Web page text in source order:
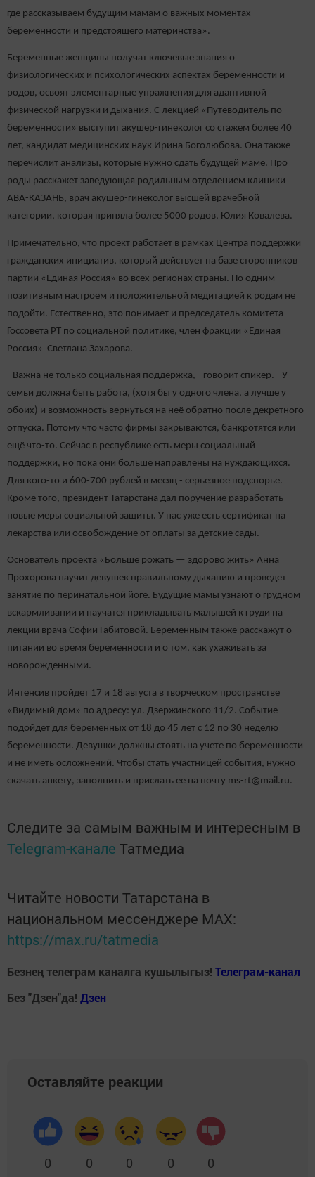
где рассказываем будущим мамам о важных моментах
беременности и предстоящего материнства».
Беременные женщины получат ключевые знания о
физиологических и психологических аспектах беременности и
родов, освоят элементарные упражнения для адаптивной
физической нагрузки и дыхания. С лекцией «Путеводитель по
беременности» выступит акушер-гинеколог со стажем более 40
лет, кандидат медицинских наук Ирина Боголюбова. Она также
перечислит анализы, которые нужно сдать будущей маме. Про
роды расскажет заведующая родильным отделением клиники
АВА-КАЗАНЬ, врач акушер-гинеколог высшей врачебной
категории, которая приняла более 5000 родов, Юлия Ковалева.
Примечательно, что проект работает в рамках Центра поддержки
гражданских инициатив, который действует на базе сторонников
партии «Единая Россия» во всех регионах страны. Но одним
позитивным настроем и положительной медитацией к родам не
подойти. Естественно, это понимает и председатель комитета
Госсовета РТ по социальной политике, член фракции «Единая
Россия» Светлана Захарова.
- Важна не только социальная поддержка, - говорит спикер. - У
семьи должна быть работа, (хотя бы у одного члена, а лучше у
обоих) и возможность вернуться на неё обратно после декретного
отпуска. Потому что часто фирмы закрываются, банкротятся или
ещё что-то. Сейчас в республике есть меры социальный
поддержки, но пока они больше направлены на нуждающихся.
Для кого-то и 600-700 рублей в месяц - серьезное подспорье.
Кроме того, президент Татарстана дал поручение разработать
новые меры социальной защиты. У нас уже есть сертификат на
лекарства или освобождение от оплаты за детские сады.
Основатель проекта «Больше рожать — здорово жить» Анна
Прохорова научит девушек правильному дыханию и проведет
занятие по перинатальной йоге. Будущие мамы узнают о грудном
вскармливании и научатся прикладывать малышей к груди на
лекции врача Софии Габитовой. Беременным также расскажут о
питании во время беременности и о том, как ухаживать за
новорожденными.
Интенсив пройдет 17 и 18 августа в творческом пространстве
«Видимый дом» по адресу: ул. Дзержинского 11/2. Событие
подойдет для беременных от 18 до 45 лет с 12 по 30 неделю
беременности. Девушки должны стоять на учете по беременности
и не иметь осложнений. Чтобы стать участницей события, нужно
скачать анкету, заполнить и прислать ее на почту ms-rt@mail.ru.
Следите за самым важным и интересным в
Telegram-канале Татмедиа
Читайте новости Татарстана в
национальном мессенджере MАХ:
https://max.ru/tatmedia
Безнең телеграм каналга кушылыгыз! Телеграм-канал
Без "Дзен"да! Дзен
Оставляйте реакции
0 0 0 0 0